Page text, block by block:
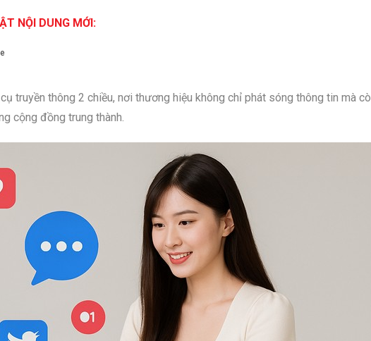
NỘI DUNG MỚI:
truyền thông 2 chiều, nơi thương hiệu không chỉ phát sóng thông tin mà
cộng đồng trung thành.